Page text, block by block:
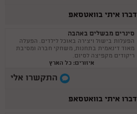
דברו איתי בוואטסאפ
סינרים מבשלים באהבה
הפעלות בישול ויצירה באוכל לילדים. הפעלה
מאוד דינאמית בתחנות, משחקי חברה ומסיבת
ריקודים מקפיצה לסיום.
איזורים: כל הארץ
התקשרו אלי
דברו איתי בוואטסאפ